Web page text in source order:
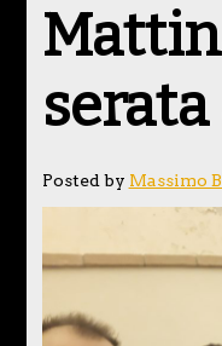
Posted by Massimo